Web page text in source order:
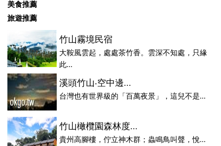
美食推薦
旅遊推薦
竹山霧境民宿
大鞍風雲起，處處茶竹香。雲深不知處，只緣
此...
溪頭竹山‧空中邊...
台灣也有世界級的「百萬夜景」，這兒不是...
竹山橄欖園森林度...
貴州高腳樓，佇立神木群；蟲鳴鳥叫聲，悅...